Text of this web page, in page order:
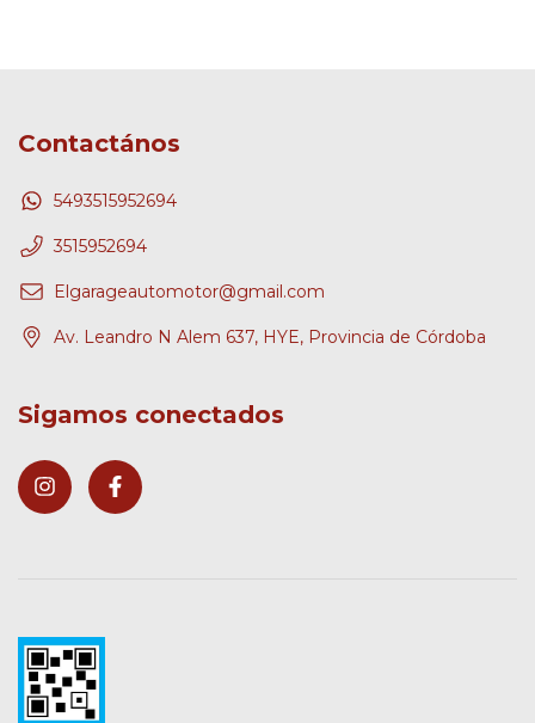
Contactános
5493515952694
3515952694
Elgarageautomotor@gmail.com
Av. Leandro N Alem 637, HYE, Provincia de Córdoba
Sigamos conectados